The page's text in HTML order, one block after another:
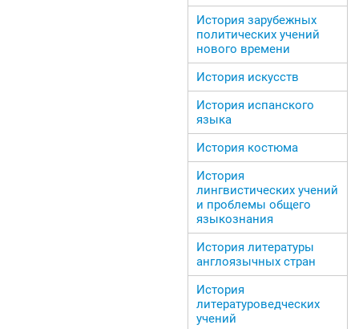
История зарубежных
политических учений
нового времени
История искусств
История испанского
языка
История костюма
История
лингвистических учений
и проблемы общего
языкознания
История литературы
англоязычных стран
История
литературоведческих
учений